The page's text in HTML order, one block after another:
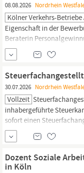
08.08.2026 Nordrhein
Kölner Verkehrs-Betriebe
Eigenschaft in der
Beraterin
Betriebe AG
Jetzt Bewerben Drucken
Eine Millionenstadt zum
30.07.2026 Nordrhein
Vollzeit
inhabergeführte
sofort einen
Zusatzqualifikation. Ihre
Jahresabschlüssen und
gem. §
Dozent Soziale
in Köln